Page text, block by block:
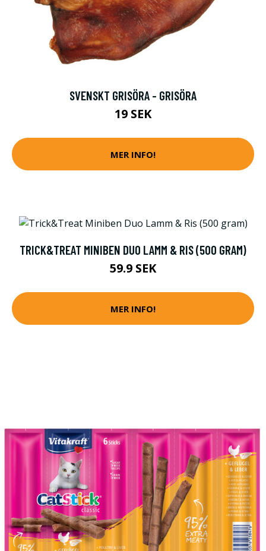
SVENSKT GRISÖRA - GRISÖRA
19 SEK
MER INFO!
TRICK&TREAT MINIBEN DUO LAMM & RIS (500 GRAM)
59.9 SEK
MER INFO!